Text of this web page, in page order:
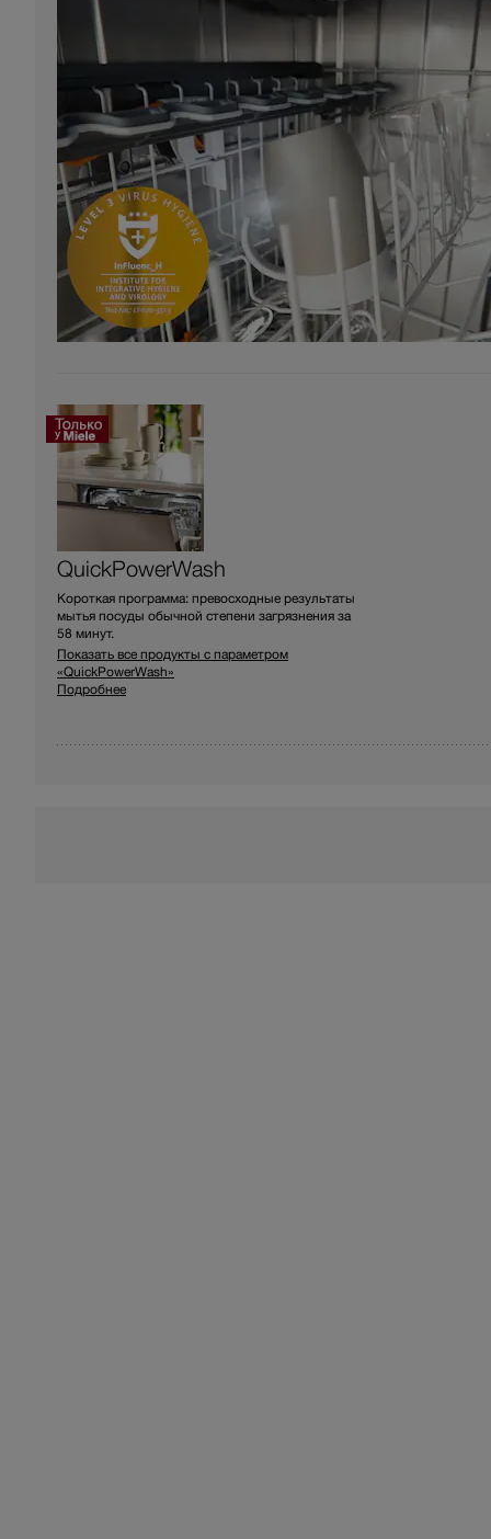
QuickPowerWash
Короткая программа: превосходные результаты
мытья посуды обычной степени загрязнения за
58 минут.
Показать все продукты с параметром
«QuickPowerWash»
Подробнее